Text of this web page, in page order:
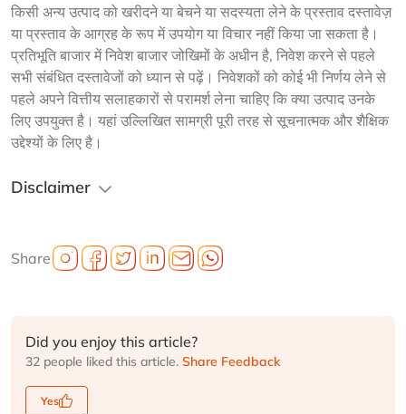
किसी अन्य उत्पाद को खरीदने या बेचने या सदस्यता लेने के प्रस्ताव दस्तावेज़
या प्रस्ताव के आग्रह के रूप में उपयोग या विचार नहीं किया जा सकता है।
प्रतिभूति बाजार में निवेश बाजार जोखिमों के अधीन है, निवेश करने से पहले
सभी संबंधित दस्तावेजों को ध्यान से पढ़ें। निवेशकों को कोई भी निर्णय लेने से
पहले अपने वित्तीय सलाहकारों से परामर्श लेना चाहिए कि क्या उत्पाद उनके
लिए उपयुक्त है। यहां उल्लिखित सामग्री पूरी तरह से सूचनात्मक और शैक्षिक
उद्देश्यों के लिए है।
Disclaimer
Share
Did you enjoy this article?
32 people liked this article. Share Feedback
Yes